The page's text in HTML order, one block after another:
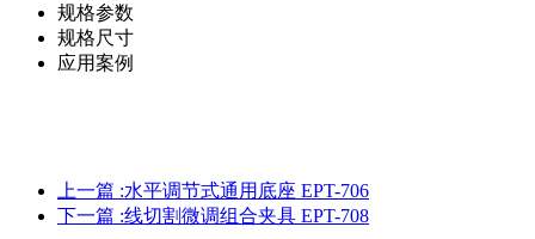
规格参数
规格尺寸
应用案例
上一篇 :水平调节式通用底座 EPT-706
下一篇 :线切割微调组合夹具 EPT-708